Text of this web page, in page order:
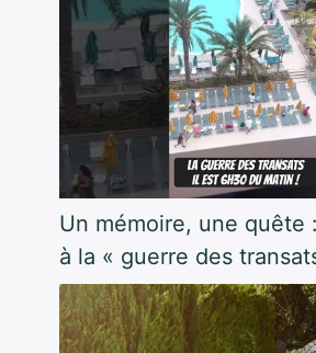
Un mémoire, une quête
à la « guerre des